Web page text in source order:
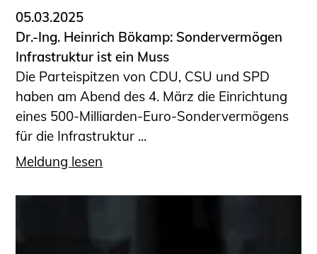
Büronachfolge
Zusatzqualifikationen
Geschützter Bereich
Informationen für Auftraggeber und
Verbraucher
Ingenieursuche (Mitglieder der IK-Bau
NRW)
Fachlisten
Projekte für Schülerinnen und Schüler
05.03.2025
Dr.-Ing. Heinrich Bökamp: Sondervermögen
Infrastruktur ist ein Muss
Die Parteispitzen von CDU, CSU und SPD
haben am Abend des 4. März die Einrichtung
eines 500-Milliarden-Euro-Sondervermögens
für die Infrastruktur ...
Meldung lesen